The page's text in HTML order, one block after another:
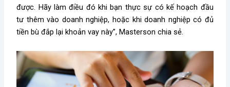
được. Hãy làm điều đó khi bạn thực sự có kế hoạch đầu
tư thêm vào doanh nghiệp, hoặc khi doanh nghiệp có đủ
tiền bù đắp lại khoản vay này”, Masterson chia sẻ.